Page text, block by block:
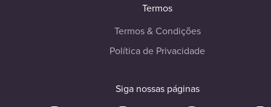
Termos
Termos & Condições
Política de Privacidade
Siga nossas páginas